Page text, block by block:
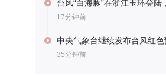
台风“白海豚”在浙江玉环登
17分钟前
中央气象台继续发布台风红色
35分钟前